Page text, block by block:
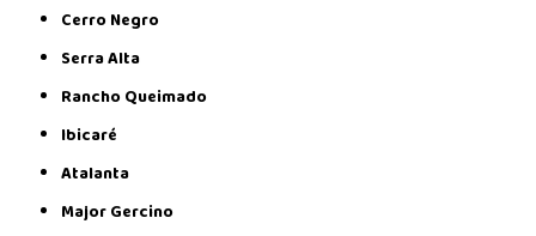
Cerro Negro
Serra Alta
Rancho Queimado
Ibicaré
Atalanta
Major Gercino